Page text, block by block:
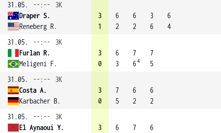
31.05.
--:--
3K
Draper S.
Reneberg R.
3
1
6
2
6
2
3
6
6
4
31.05.
--:--
3K
Furlan R.
Meligeni F.
3
0
6
3
7
64
7
5
31.05.
--:--
3K
Costa A.
Karbacher B.
3
0
7
5
6
2
6
2
31.05.
--:--
3K
El Aynaoui Y.
3
6
7
6